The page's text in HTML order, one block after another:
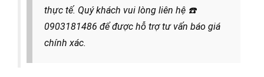
thực tế. Quý khách vui lòng liên hệ ☎️
0903181486 để được hỗ trợ tư vấn báo giá
chính xác.